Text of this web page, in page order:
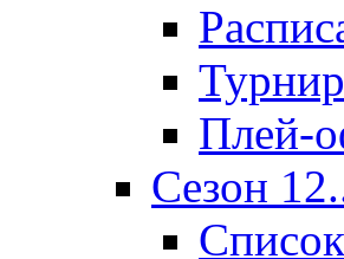
Плей-
Сезон